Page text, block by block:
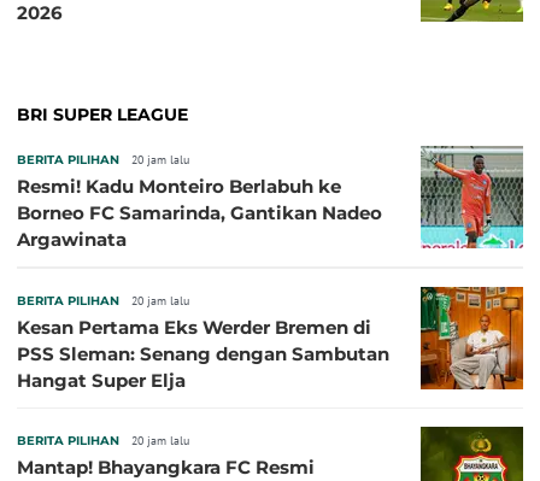
2026
BRI SUPER LEAGUE
BERITA PILIHAN 20 jam lalu
Resmi! Kadu Monteiro Berlabuh ke
Borneo FC Samarinda, Gantikan Nadeo
Argawinata
BERITA PILIHAN 20 jam lalu
Kesan Pertama Eks Werder Bremen di
PSS Sleman: Senang dengan Sambutan
Hangat Super Elja
BERITA PILIHAN 20 jam lalu
Mantap! Bhayangkara FC Resmi